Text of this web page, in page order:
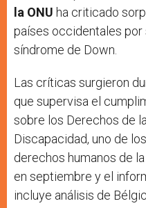
la ONU ha criticado
países occidentales por
síndrome de Down.
Las críticas surgieron
que supervisa el
sobre los Derechos de
Discapacidad, uno de
derechos humanos de
en septiembre y el
incluye análisis de